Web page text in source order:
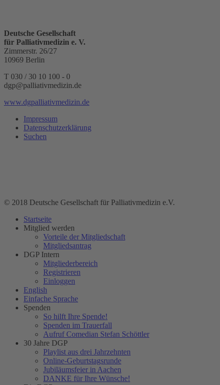
Deutsche Gesellschaft
für Palliativmedizin e. V.
Zimmerstr. 26/27
10969 Berlin
T 030 / 30 10 100 - 0
dgp@palliativmedizin.de
www.dgpalliativmedizin.de
Impressum
Datenschutzerklärung
Suchen
© 2018 Deutsche Gesellschaft für Palliativmedizin e.V.
Startseite
Mitglied werden
Vorteile der Mitgliedschaft
Mitgliedsantrag
DGP Intern
Mitgliederbereich
Registrieren
Einloggen
English
Einfache Sprache
Spenden
So hilft Ihre Spende!
Spenden im Trauerfall
Aufruf Comedian Stefan Schöttler
30 Jahre DGP
Playlist aus drei Jahrzehnten
Online-Geburtstagsrunde
Jubiläumsfeier in Aachen
DANKE für Ihre Wünsche!